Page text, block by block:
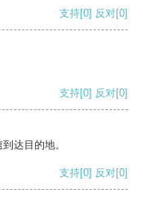
支持[0] 反对[0]
支持[0] 反对[0]
达目的地。
支持[0] 反对[0]